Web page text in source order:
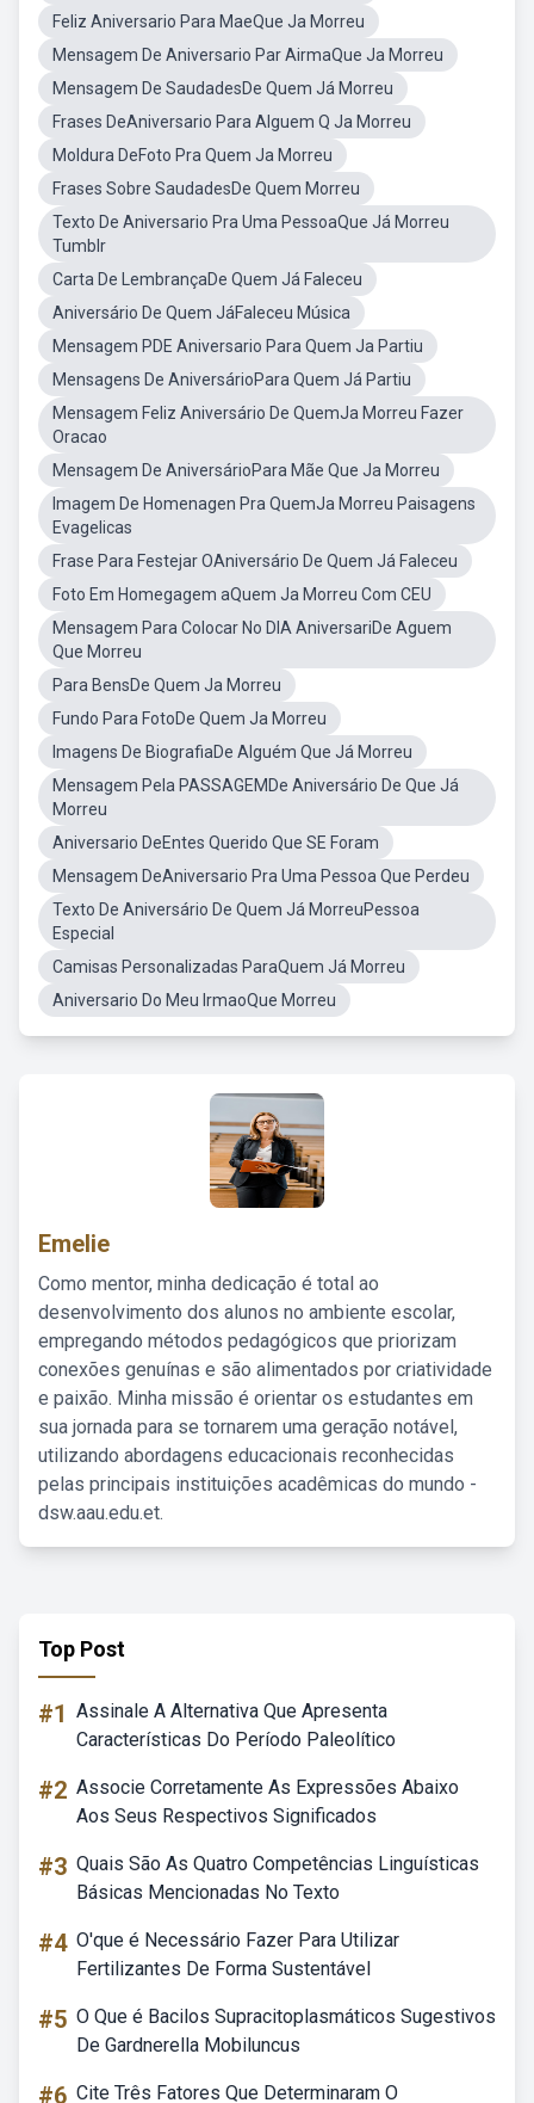
Feliz Aniversario Para MaeQue Ja Morreu
Mensagem De Aniversario Par AirmaQue Ja Morreu
Mensagem De SaudadesDe Quem Já Morreu
Frases DeAniversario Para Alguem Q Ja Morreu
Moldura DeFoto Pra Quem Ja Morreu
Frases Sobre SaudadesDe Quem Morreu
Texto De Aniversario Pra Uma PessoaQue Já Morreu
Tumblr
Carta De LembrançaDe Quem Já Faleceu
Aniversário De Quem JáFaleceu Música
Mensagem PDE Aniversario Para Quem Ja Partiu
Mensagens De AniversárioPara Quem Já Partiu
Mensagem Feliz Aniversário De QuemJa Morreu Fazer
Oracao
Mensagem De AniversárioPara Mãe Que Ja Morreu
Imagem De Homenagen Pra QuemJa Morreu Paisagens
Evagelicas
Frase Para Festejar OAniversário De Quem Já Faleceu
Foto Em Homegagem aQuem Ja Morreu Com CEU
Mensagem Para Colocar No DIA AniversariDe Aguem
Que Morreu
Para BensDe Quem Ja Morreu
Fundo Para FotoDe Quem Ja Morreu
Imagens De BiografiaDe Alguém Que Já Morreu
Mensagem Pela PASSAGEMDe Aniversário De Que Já
Morreu
Aniversario DeEntes Querido Que SE Foram
Mensagem DeAniversario Pra Uma Pessoa Que Perdeu
Texto De Aniversário De Quem Já MorreuPessoa
Especial
Camisas Personalizadas ParaQuem Já Morreu
Aniversario Do Meu IrmaoQue Morreu
Emelie
Como mentor, minha dedicação é total ao
desenvolvimento dos alunos no ambiente escolar,
empregando métodos pedagógicos que priorizam
conexões genuínas e são alimentados por criatividade
e paixão. Minha missão é orientar os estudantes em
sua jornada para se tornarem uma geração notável,
utilizando abordagens educacionais reconhecidas
pelas principais instituições acadêmicas do mundo -
dsw.aau.edu.et.
Top Post
#1 Assinale A Alternativa Que Apresenta
Características Do Período Paleolítico
#2 Associe Corretamente As Expressões Abaixo
Aos Seus Respectivos Significados
#3 Quais São As Quatro Competências Linguísticas
Básicas Mencionadas No Texto
#4 O'que é Necessário Fazer Para Utilizar
Fertilizantes De Forma Sustentável
#5 O Que é Bacilos Supracitoplasmáticos Sugestivos
De Gardnerella Mobiluncus
#6 Cite Três Fatores Que Determinaram O